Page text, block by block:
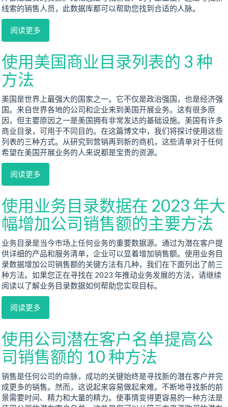
线索的销售人员，此数据库都可以帮助您找到合适的人脉。
阅读更多
使用美国商业目录列表的 3 种
方法
美国是世界上最强大的国家之一。它不仅是政治强国，也是经济强
国。来自世界各地的公司和企业来到美国开展业务。这有很多原
因，但主要原因之一是美国拥有非常发达的基础设施。美国有许多
商业目录，可用于不同目的。在这篇博文中，我们将探讨使用这些
列表的三种方式。从研究到营销再到新的商机，这些清单对于任何
希望在美国开展业务的人来说都是宝贵的资源。
阅读更多
使用业务目录数据在 2023 年大
幅增加公司销售额的主要方法
业务目录是当今市场上任何业务的重要数据源。通过为潜在客户提
供详细的产品和服务清单，企业可以显着增加销售额。使用业务目
录数据增加公司销售额的关键方法有几种，我们在下面列出了前三
种方法。如果您正在寻找在 2023 年推动业务发展的方法，请继续
阅读以了解业务目录数据如何帮助您实现目标。
阅读更多
使用公司潜在客户名单提高公
司销售额的 10 种方法
销售是任何公司的命脉，成功的关键始终是寻找新的潜在客户并完
成更多的销售。然而，这说起来容易做起来难。不断地寻找新的前
景需要时间、精力和大量的精力。使事情变得更容易的一种方法是